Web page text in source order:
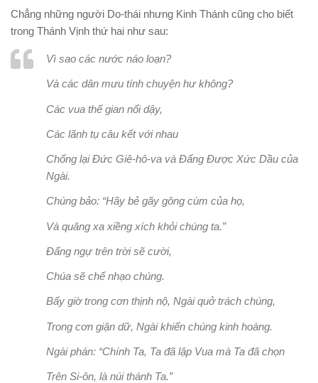
Chẳng những người Do-thái nhưng Kinh Thánh cũng cho biết
trong Thánh Vịnh thứ hai như sau:
Vì sao các nước náo loạn?
Và các dân mưu tính chuyện hư không?
Các vua thế gian nổi dậy,
Các lãnh tụ câu kết với nhau
Chống lại Đức Giê-hô-va và Đấng Được Xức Dầu của
Ngài.
Chúng bảo: “Hãy bẻ gãy gông cùm của họ,
Và quăng xa xiềng xích khỏi chúng ta.”
Đấng ngự trên trời sẽ cười,
Chúa sẽ chế nhạo chúng.
Bấy giờ trong cơn thịnh nộ, Ngài quở trách chúng,
Trong cơn giận dữ, Ngài khiến chúng kinh hoàng.
Ngài phán: “Chính Ta, Ta đã lập Vua mà Ta đã chọn
Trên Si-ôn, là núi thánh Ta.”